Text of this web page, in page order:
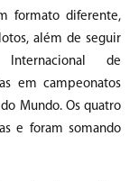
formato diferente,
além de seguir
de
em campeonatos
Mundo. Os quatro
e foram somando